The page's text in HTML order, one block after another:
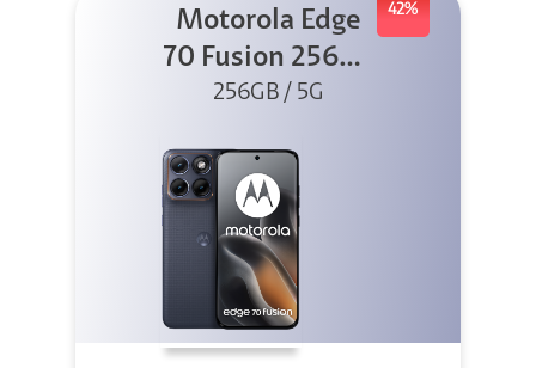
42%
Motorola Edge
70 Fusion 256GB
Azul
256GB / 5G